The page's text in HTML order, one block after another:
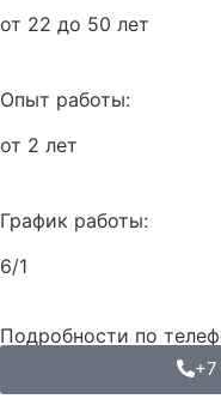
от 22 до 50 лет
Опыт работы:
от 2 лет
График работы:
6/1
Подробности по